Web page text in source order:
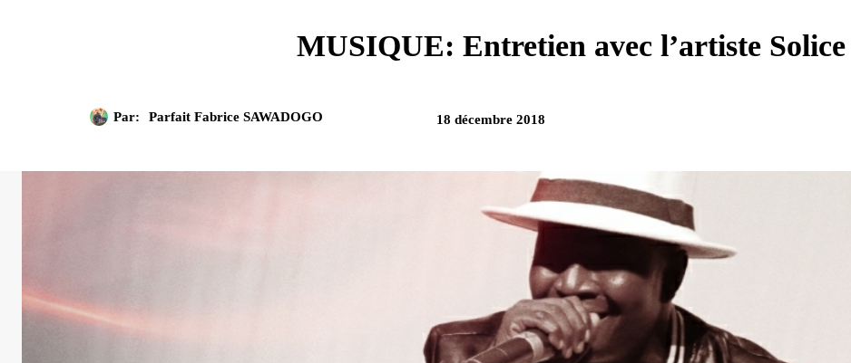
MUSIQUE: Entretien avec l’artiste
Par: Parfait Fabrice SAWADOGO 18 décembre 2018